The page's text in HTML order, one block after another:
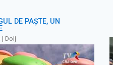
DE PAȘTE, UN
| Dolj